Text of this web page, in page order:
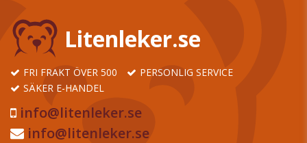
Litenleker.se
FRI FRAKT ÖVER 500
PERSONLIG SERVICE
SÄKER E-HANDEL
info@litenleker.se
info@litenleker.se